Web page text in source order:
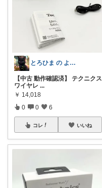
とろひま の よろず屋～お得な商品たち～
【中古 動作確認済】 テクニクス
ワイヤレ ...
￥ 14,018
0 0 6
コレ いいね